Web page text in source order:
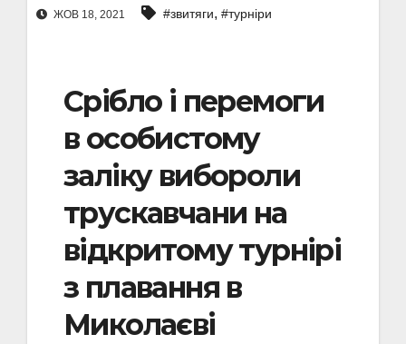
ЖОВ 18, 2021 #звитяги, #турніри
Срібло і перемоги
в особистому
заліку вибороли
трускавчани на
відкритому турнірі
з плавання в
Миколаєві